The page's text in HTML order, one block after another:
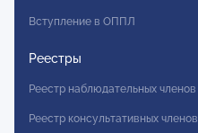
Вступление в ОППЛ
Реестры
Реестр наблюдательных членов
Реестр консультативных членов